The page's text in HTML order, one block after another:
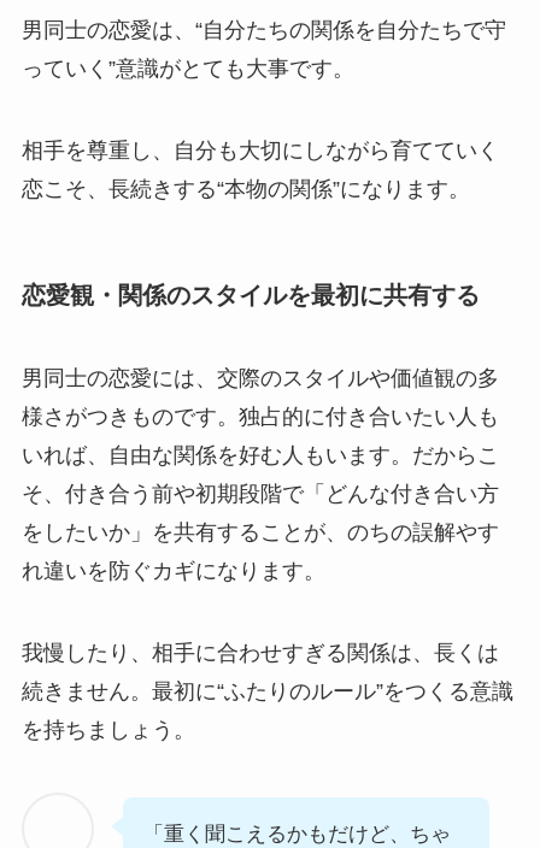
男同士の恋愛は、“自分たちの関係を自分たちで守
っていく”意識がとても大事です。
相手を尊重し、自分も大切にしながら育てていく
恋こそ、長続きする“本物の関係”になります。
恋愛観・関係のスタイルを最初に共有する
男同士の恋愛には、交際のスタイルや価値観の多
様さがつきものです。独占的に付き合いたい人も
いれば、自由な関係を好む人もいます。だからこ
そ、付き合う前や初期段階で「どんな付き合い方
をしたいか」を共有することが、のちの誤解やす
れ違いを防ぐカギになります。
我慢したり、相手に合わせすぎる関係は、長くは
続きません。最初に“ふたりのルール”をつくる意識
を持ちましょう。
「重く聞こえるかもだけど、ちゃ